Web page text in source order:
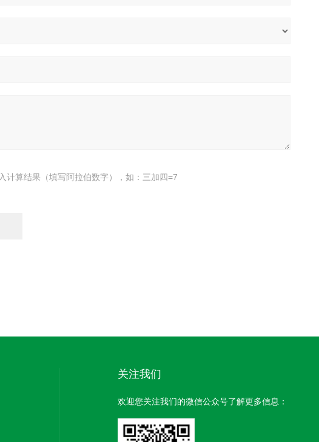
计算结果（填写阿拉伯数字），如：三加四=7
关注我们
欢迎您关注我们的微信公众号了解更多信息：